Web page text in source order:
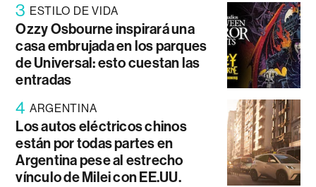
3 ESTILO DE VIDA
Ozzy Osbourne inspirará una
casa embrujada en los parques
de Universal: esto cuestan las
entradas
4 ARGENTINA
Los autos eléctricos chinos
están por todas partes en
Argentina pese al estrecho
vínculo de Milei con EE.UU.